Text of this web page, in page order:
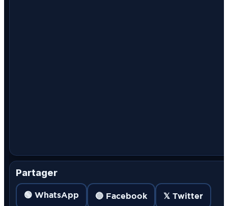
Partager
🟢 WhatsApp 🔵 Facebook 𝕏 Twitter